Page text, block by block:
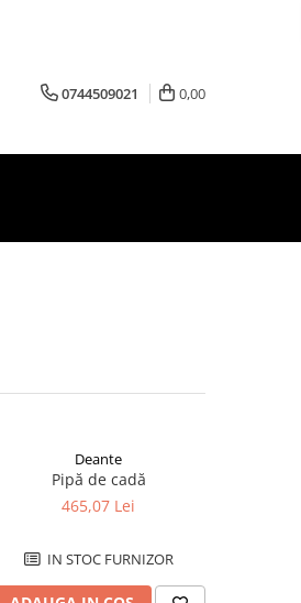
0744509021 0,00
Deante
Pipă de cadă
465,07 Lei
IN STOC FURNIZOR